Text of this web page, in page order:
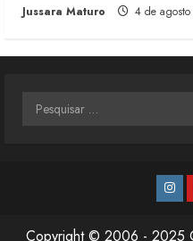
Jussara Maturo 4 de
Pesquisar
Copyright © 2006 - 2025